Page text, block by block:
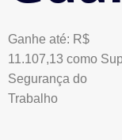
Ganhe até: R$
11.107,13 como
Segurança do
Trabalho